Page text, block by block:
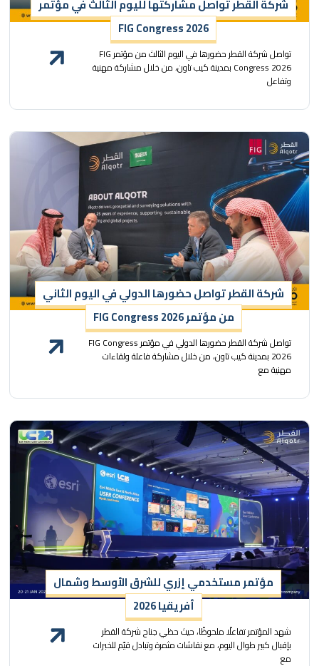
شركة القطر تواصل مشاركتها لليوم الثالث في مؤتمر
FIG Congress 2026
تواصل شركة القطر حضورها في اليوم الثالث من مؤتمر FIG
Congress 2026 بمدينة كيب تاون، من خلال مشاركة مهنية
وتفاعل
شركة القطر تواصل حضورها الدولي في اليوم الثاني
من مؤتمر FIG Congress 2026
تواصل شركة القطر حضورها الدولي في مؤتمر FIG Congress
2026 بمدينة كيب تاون، من خلال مشاركة فاعلة ولقاءات
مهنية مع
مؤتمر مستخدمي إزري للشرق الأوسط وشمال
أفريقيا 2026
شهد المؤتمر تفاعلًا ملحوظًا، حيث حظي جناح شركة القطر
بإقبال كبير طوال اليوم، مع نقاشات مثمرة وتبادل قيّم للخبرات
مع